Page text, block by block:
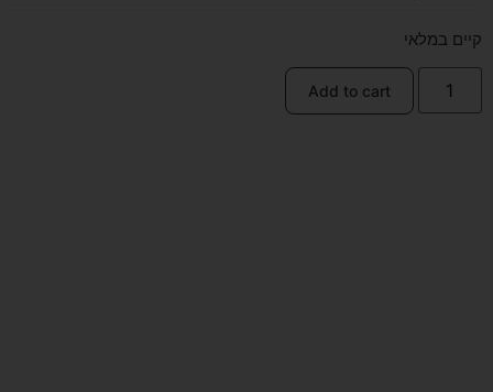
קיים במלאי
Add to cart